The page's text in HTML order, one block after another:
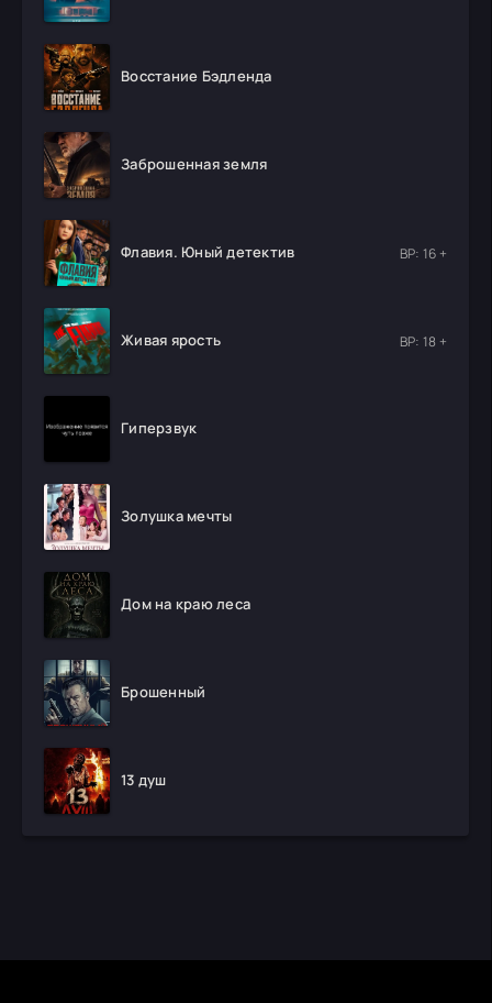
Восстание Бэдленда
Заброшенная земля
Флавия. Юный детектив ВР: 16 +
Живая ярость ВР: 18 +
Гиперзвук
Золушка мечты
Дом на краю леса
Брошенный
13 душ